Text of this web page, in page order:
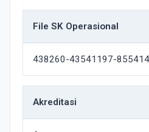
File SK Operasional
438260-43541197-
Akreditasi